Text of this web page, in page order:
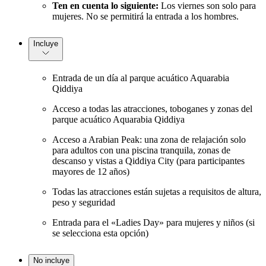
Ten en cuenta lo siguiente: Los viernes son solo para
mujeres. No se permitirá la entrada a los hombres.
Incluye
Entrada de un día al parque acuático Aquarabia
Qiddiya
Acceso a todas las atracciones, toboganes y zonas del
parque acuático Aquarabia Qiddiya
Acceso a Arabian Peak: una zona de relajación solo
para adultos con una piscina tranquila, zonas de
descanso y vistas a Qiddiya City (para participantes
mayores de 12 años)
Todas las atracciones están sujetas a requisitos de altura,
peso y seguridad
Entrada para el «Ladies Day» para mujeres y niños (si
se selecciona esta opción)
No incluye